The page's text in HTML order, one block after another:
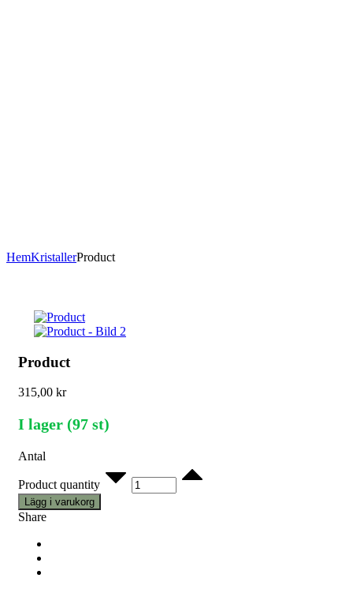
HemKristallerProduct
Product
315,00 kr
I lager (97 st)
Antal
Product quantity
Lägg i varukorg
Share